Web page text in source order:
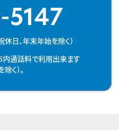
5147
日、年末年始を除く）
内通話料で利用出来ます
く）。